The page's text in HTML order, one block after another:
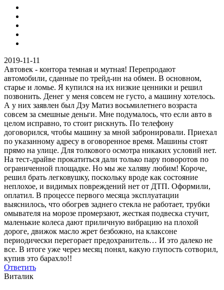
2019-11-11
Автовек - контора темная и мутная! Перепродают
автомобили, сданные по трейд-ин на обмен. В основном,
старье и ломье. Я купился на их низкие ценники и решил
позвонить. Денег у меня совсем не густо, а машину хотелось.
А у них заявлен был Дэу Матиз восьмилетнего возраста
совсем за смешные деньги. Мне подумалось, что если авто в
целом исправно, то стоит рискнуть. По телефону
договорился, чтобы машину за мной забронировали. Приехал
по указанному адресу в оговоренное время. Машины стоят
прямо на улице. Для толкового осмотра никаких условий нет.
На тест-драйве прокатиться дали только пару поворотов по
ограниченной площадке. Но мы же халяву любим! Короче,
решил брать легковушку, поскольку вроде как состояние
неплохое, и видимых повреждений нет от ДТП. Оформили,
оплатил. В процессе первого месяца эксплуатации
выяснилось, что обогрев заднего стекла не работает, трубки
омывателя на морозе промерзают, жесткая подвеска стучит,
маленькие колеса дают приличную вибрацию на плохой
дороге, движок масло жрет безбожно, на клаксоне
периодически перегорает предохранитель… И это далеко не
все. В итоге уже через месяц понял, какую глупость сотворил,
купив это барахло!!
Ответить
Виталик